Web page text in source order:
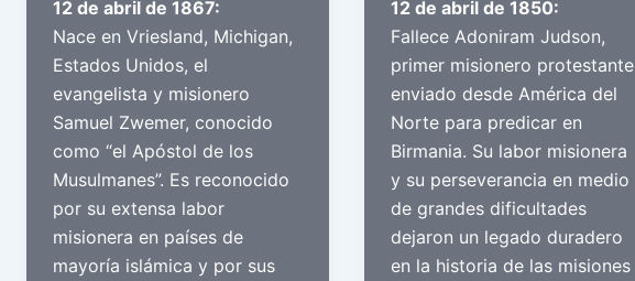
12 de abril de 1867:
Nace en Vriesland, Michigan,
Estados Unidos, el
evangelista y misionero
Samuel Zwemer, conocido
como “el Apóstol de los
Musulmanes”. Es reconocido
por su extensa labor
misionera en países de
mayoría islámica y por sus
12 de abril de 1850:
Fallece Adoniram Judson,
primer misionero protestante
enviado desde América del
Norte para predicar en
Birmania. Su labor misionera
y su perseverancia en medio
de grandes dificultades
dejaron un legado duradero
en la historia de las misiones